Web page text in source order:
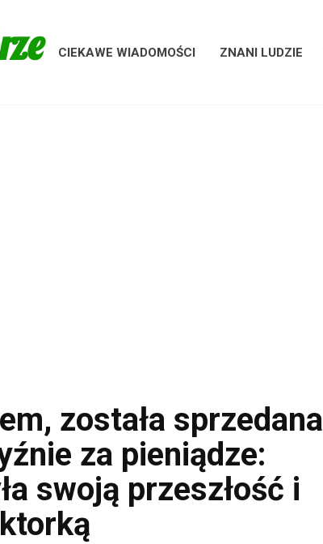
CIEKAWE WIADOMOŚCI ZNANI LUDZIE
została sprzedana
za pieniądze:
swoją przeszłość i